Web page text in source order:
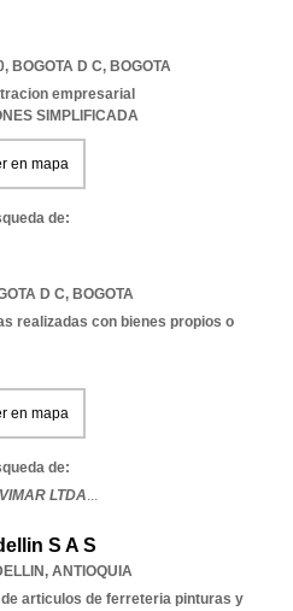
, BOGOTA D C, BOGOTA
empresarial
SIMPLIFICADA
en mapa
de:
D C, BOGOTA
realizadas con bienes propios o
en mapa
de:
VIMAR LTDA...
S A S
, ANTIOQUIA
articulos de ferreteria pinturas y